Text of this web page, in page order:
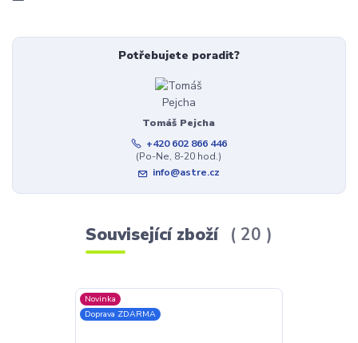
Potřebujete poradit?
Tomáš Pejcha
+420 602 866 446
(Po-Ne, 8-20 hod.)
info@astre.cz
Související zboží 20
Novinka
Doprava ZDARMA